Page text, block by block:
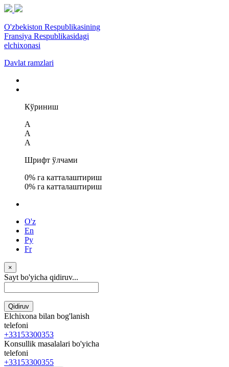
O'zbekiston Respublikasining
Fransiya Respublikasidagi
elchixonasi
Davlat ramzlari
Кўриниш
A
A
A
Шрифт ўлчами
0% га катталаштириш
0% га катталаштириш
O'z
En
Ру
Fr
×
Sayt bo'yicha qidiruv...
Qidiruv
Elchixona bilan bog'lanish
telefoni
+33153300353
Konsullik masalalari bo'yicha
telefoni
+33153300355